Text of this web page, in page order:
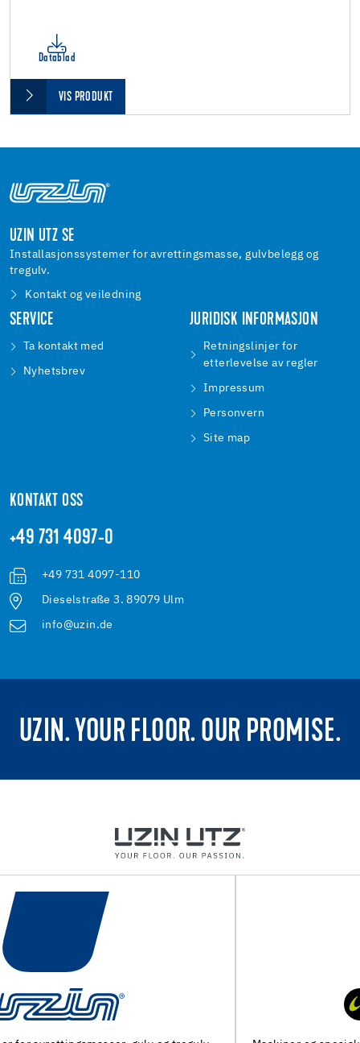
Datablad
VIS PRODUKT
UZIN UTZ SE
Installasjonssystemer for avrettingsmasse, gulvbelegg og
tregulv.
Kontakt og veiledning
SERVICE
Ta kontakt med
Nyhetsbrev
JURIDISK INFORMASJON
Retningslinjer for
etterlevelse av regler
Impressum
Personvern
Site map
KONTAKT OSS
+49 731 4097-0
+49 731 4097-110
Dieselstraße 3. 89079 Ulm
info@uzin.de
UZIN. YOUR FLOOR. OUR PROMISE.